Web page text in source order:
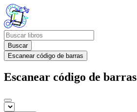
Buscar
Escanear código de barras
Escanear código de barras